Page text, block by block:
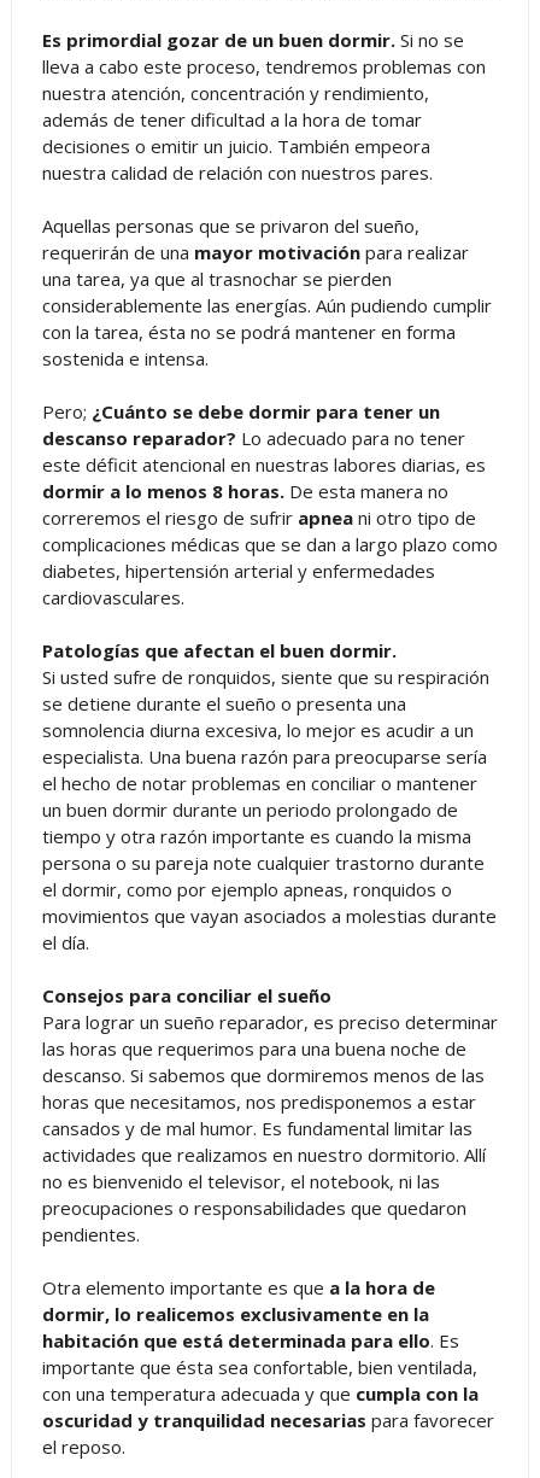
Es primordial gozar de un buen dormir.Si no se
lleva a cabo este proceso, tendremos problemas con
nuestra atención, concentración y rendimiento,
además de tener dificultad a la hora de tomar
decisiones o emitir un juicio. También empeora
nuestra calidad de relación con nuestros pares.
Aquellas personas que se privaron del sueño,
requerirán de una mayor motivaciónpara realizar
una tarea, ya que al trasnochar se pierden
considerablemente las energías. Aún pudiendo cumplir
con la tarea, ésta no se podrá mantener en forma
sostenida e intensa.
Pero; ¿Cuánto se debe dormir para tener un
descanso reparador? Lo adecuado para no tener
este déficit atencional en nuestras labores diarias, es
dormir a lo menos 8 horas.De esta manera no
correremos el riesgo de sufrir apnea ni otro tipo de
complicaciones médicas que se dan a largo plazo como
diabetes, hipertensión arterial y enfermedades
cardiovasculares.
Patologías que afectan el buen dormir.
Si usted sufre de ronquidos, siente que su respiración
se detiene durante el sueño o presenta una
somnolencia diurna excesiva, lo mejor es acudir a un
especialista. Una buena razón para preocuparse sería
el hecho de notar problemas en conciliar o mantener
un buen dormir durante un periodo prolongado de
tiempo y otra razón importante es cuando la misma
persona o su pareja note cualquier trastorno durante
el dormir, como por ejemplo apneas, ronquidos o
movimientos que vayan asociados a molestias durante
el día.
Consejos para conciliar el sueño
Para lograr un sueño reparador, es preciso determinar
las horas que requerimos para una buena noche de
descanso. Si sabemos que dormiremos menos de las
horas que necesitamos, nos predisponemos a estar
cansados y de mal humor. Es fundamental limitar las
actividades que realizamos en nuestro dormitorio. Allí
no es bienvenido el televisor, el notebook, ni las
preocupaciones o responsabilidades que quedaron
pendientes.
Otra elemento importante es que a la hora de
dormir, lo realicemos exclusivamente en la
habitación que está determinada para ello. Es
importante que ésta sea confortable, bien ventilada,
con una temperatura adecuada y que cumpla con la
oscuridad y tranquilidad necesarias para favorecer
el reposo.